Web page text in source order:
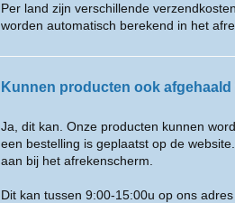
Per land zijn verschillende
worden automatisch berekend in het
Kunnen producten ook afgehaald
Ja, dit kan. Onze producten kunnen
een bestelling is geplaatst op de
aan bij het afrekenscherm.
Dit kan tussen 9:00-15:00u op ons